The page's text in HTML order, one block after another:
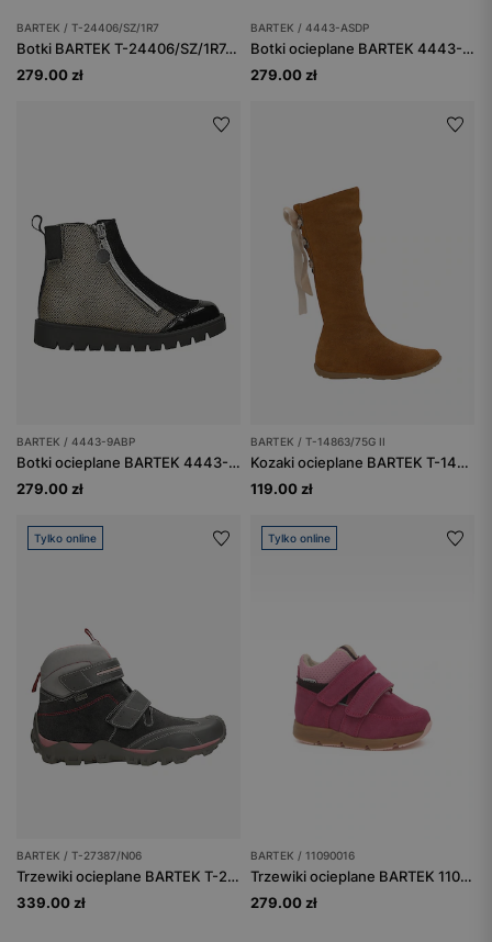
BARTEK / T-24406/SZ/1R7
Botki BARTEK T-24406/SZ/1R7, dla dziewcząt, czarny
279.00 zł
BARTEK / 4443-ASDP
Botki ocieplane BARTEK 4443-ASDP, dla dziewcząt, czarny
279.00 zł
BARTEK / 4443-9ABP
Botki ocieplane BARTEK 4443-9ABP, dla dziewcząt, beżowo-czarny
279.00 zł
BARTEK / T-14863/75G II
Kozaki ocieplane BARTEK T-14863/75G II, dla dziewcząt, brązowy
119.00 zł
Tylko online
BARTEK / T-27387/N06
Trzewiki ocieplane BARTEK T-27387/N06, dla dziewcząt, szary
339.00 zł
Tylko online
BARTEK / 11090016
Trzewiki ocieplane BARTEK 11090016, dla dziewcząt, ciemny róż
279.00 zł